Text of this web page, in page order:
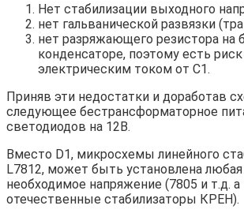
Нет стабилизации выходного
нет гальванической развязки
нет разряжающего резистора на
конденсаторе, поэтому есть
электрическим током от C1.
Приняв эти недостатки и доработав
следующее бестрансформаторное
светодиодов на 12В.
Вместо D1, микросхемы линейного
L7812, может быть установлена любая
необходимое напряжение (7805 и т.д.
отечественные стабилизаторы КРЕН).